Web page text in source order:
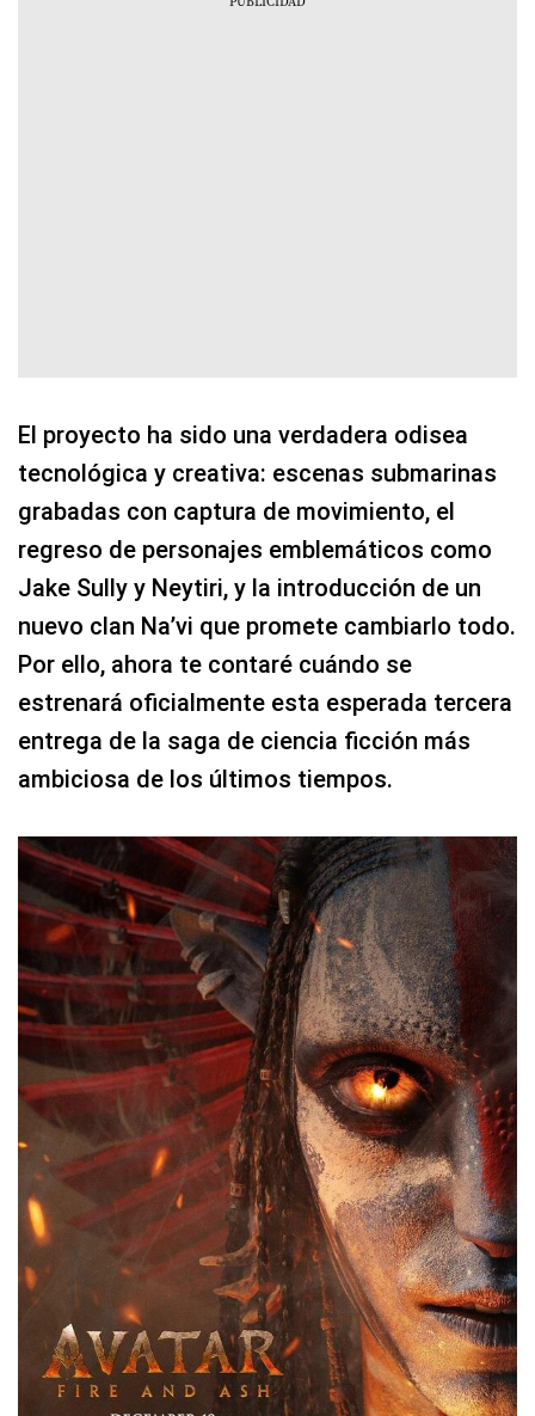
El proyecto ha sido una verdadera odisea
tecnológica y creativa: escenas submarinas
grabadas con captura de movimiento, el
regreso de personajes emblemáticos como
Jake Sully y Neytiri, y la introducción de un
nuevo clan Na’vi que promete cambiarlo todo.
Por ello, ahora te contaré cuándo se
estrenará oficialmente esta esperada tercera
entrega de la saga de ciencia ficción más
ambiciosa de los últimos tiempos.